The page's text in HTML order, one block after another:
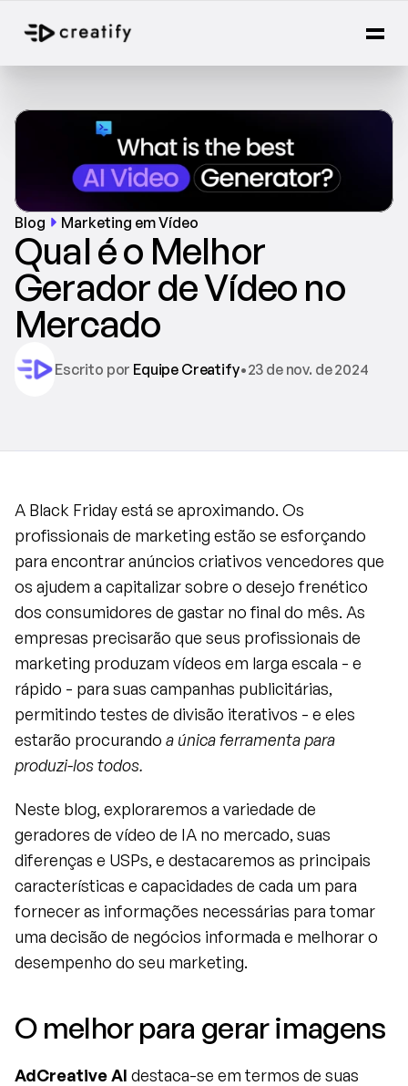
Blog Marketing em Vídeo
Qual é o Melhor
Gerador de Vídeo no
Mercado
Escrito por Equipe Creatify•23 de nov. de 2024
A Black Friday está se aproximando. Os
profissionais de marketing estão se esforçando
para encontrar anúncios criativos vencedores que
os ajudem a capitalizar sobre o desejo frenético
dos consumidores de gastar no final do mês. As
empresas precisarão que seus profissionais de
marketing produzam vídeos em larga escala - e
rápido - para suas campanhas publicitárias,
permitindo testes de divisão iterativos - e eles
estarão procurando a única ferramenta para
produzi-los todos.
Neste blog, exploraremos a variedade de
geradores de vídeo de IA no mercado, suas
diferenças e USPs, e destacaremos as principais
características e capacidades de cada um para
fornecer as informações necessárias para tomar
uma decisão de negócios informada e melhorar o
desempenho do seu marketing.
O melhor para gerar imagens
AdCreative AI destaca-se em termos de suas